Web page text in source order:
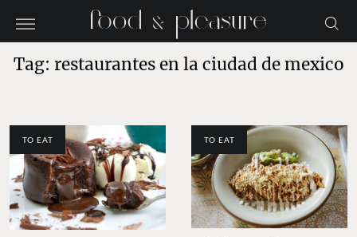
Tag: restaurantes en la ciudad de mexico
TO EAT TO EAT